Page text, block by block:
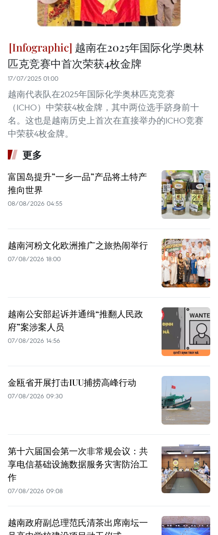
越南在2025年国际化学奥林
匹克竞赛中首次荣获4枚金牌
17/07/2025 01:00
越南代表队在2025年国际化学奥林匹克竞赛
（ICHO）中荣获4枚金牌，其中两位选手跻身前十
名。这也是越南历史上首次在直接举办的ICHO竞赛
中荣获4枚金牌。
更多
富国岛提升”一乡一品”产品将土特产
推向世界
08/08/2026 04:55
越南河粉文化欧洲推广之旅热闹举行
07/08/2026 18:00
越南公安部起诉并通缉“推翻人民政
府”案涉案人员
07/08/2026 14:56
金瓯省开展打击IUU捕捞高峰行动
07/08/2026 09:30
第十六届国会第一次非常规会议：共
享电信基础设施数据服务灾害防治工
作
07/08/2026 09:08
越南政府副总理范氏清茶出席南坛一